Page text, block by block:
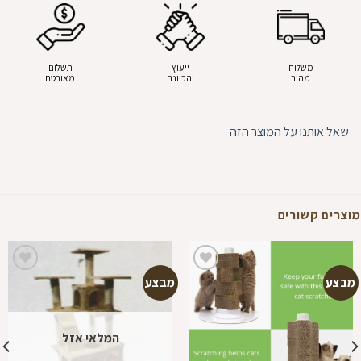
משלוח
מהיר
ייעוץ
והכוונה
תשלום
מאובטח
שאל אותנו על המוצר הזה
מוצרים קשורים
מבצע
הוספה
למועדפים
מבצע
המלאי אזל